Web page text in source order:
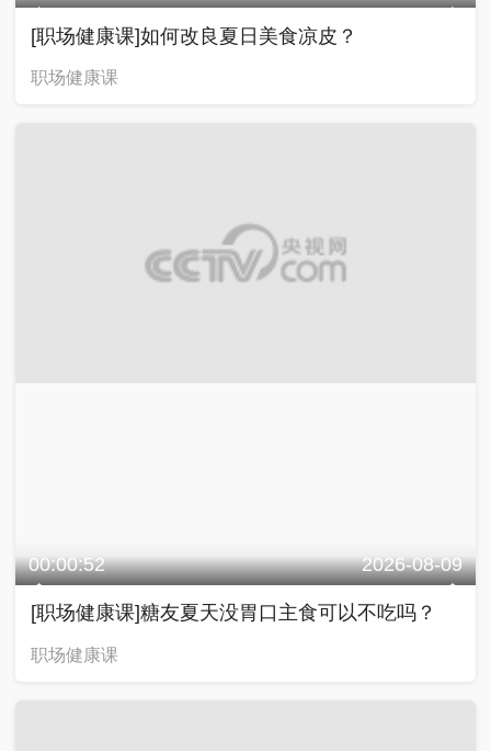
[职场健康课]如何改良夏日美食凉皮？
职场健康课
00:00:52 2026-08-09
[职场健康课]糖友夏天没胃口主食可以不吃吗？
职场健康课